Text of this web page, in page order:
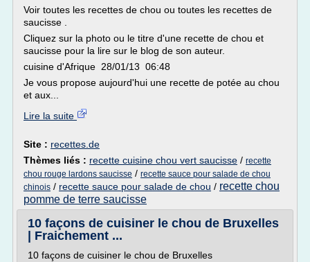
Voir toutes les recettes de chou ou toutes les recettes de
saucisse .
Cliquez sur la photo ou le titre d'une recette de chou et
saucisse pour la lire sur le blog de son auteur.
cuisine d'Afrique 28/01/13 06:48
Je vous propose aujourd'hui une recette de potée au chou
et aux...
Lire la suite
Site : recettes.de
Thèmes liés : recette cuisine chou vert saucisse / recette
chou rouge lardons saucisse / recette sauce pour salade de chou
chinois / recette sauce pour salade de chou / recette chou
pomme de terre saucisse
10 façons de cuisiner le chou de Bruxelles
| Fraichement ...
10 façons de cuisiner le chou de Bruxelles